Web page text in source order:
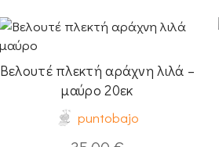
Βελουτέ πλεκτή αράχνη λιλά –
μαύρο 20εκ
puntobajo